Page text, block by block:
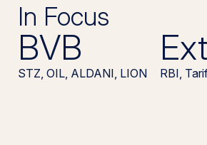
In Focus
BVB
STZ, OIL, ALDANI, LION RBI,